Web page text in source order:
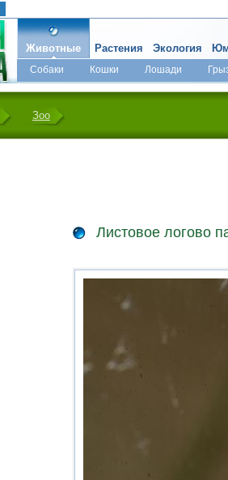
Животные
Собаки Кошки Лошади
Растения Экология
Зоо
Листовое логово